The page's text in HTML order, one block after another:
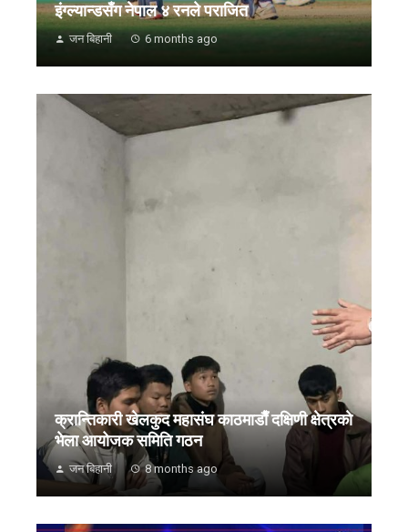
इंग्ल्यान्डसँग नेपाल ४ रनले पराजित
जन बिहानी 6 months ago
क्रान्तिकारी खेलकुद महासंघ काठमाडाैँ दक्षिणी क्षेत्रकाे
भेला आयोजक समिति गठन
जन बिहानी 8 months ago